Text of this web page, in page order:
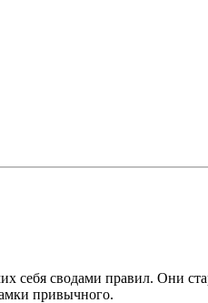
себя сводами правил. Они
привычного.